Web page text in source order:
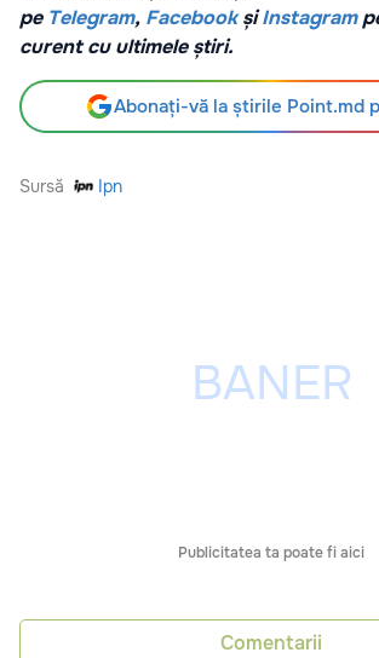
pe Telegram, Facebook șiInstagram
curent cu ultimele știri.
Abonați-vă la știrile Point.md
Sursă Ipn
Publicitatea ta poate fi aici
Comentarii